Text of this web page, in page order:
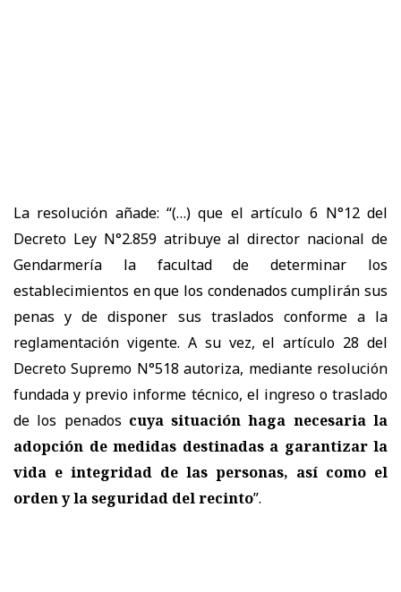
La resolución añade: “(…) que el artículo 6 N°12 del
Decreto Ley N°2.859 atribuye al director nacional de
Gendarmería la facultad de determinar los
establecimientos en que los condenados cumplirán sus
penas y de disponer sus traslados conforme a la
reglamentación vigente. A su vez, el artículo 28 del
Decreto Supremo N°518 autoriza, mediante resolución
fundada y previo informe técnico, el ingreso o traslado
de los penados cuya situación haga necesaria la
adopción de medidas destinadas a garantizar la
vida e integridad de las personas, así como el
orden y la seguridad del recinto”.